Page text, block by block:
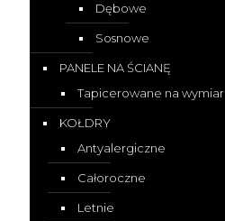
Dębowe
Sosnowe
PANELE NA ŚCIANĘ
Tapicerowane na wymiar
KOŁDRY
Antyalergiczne
Całoroczne
Letnie